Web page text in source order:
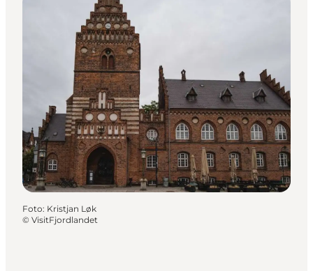
Foto: Kristjan Løk
© VisitFjordlandet